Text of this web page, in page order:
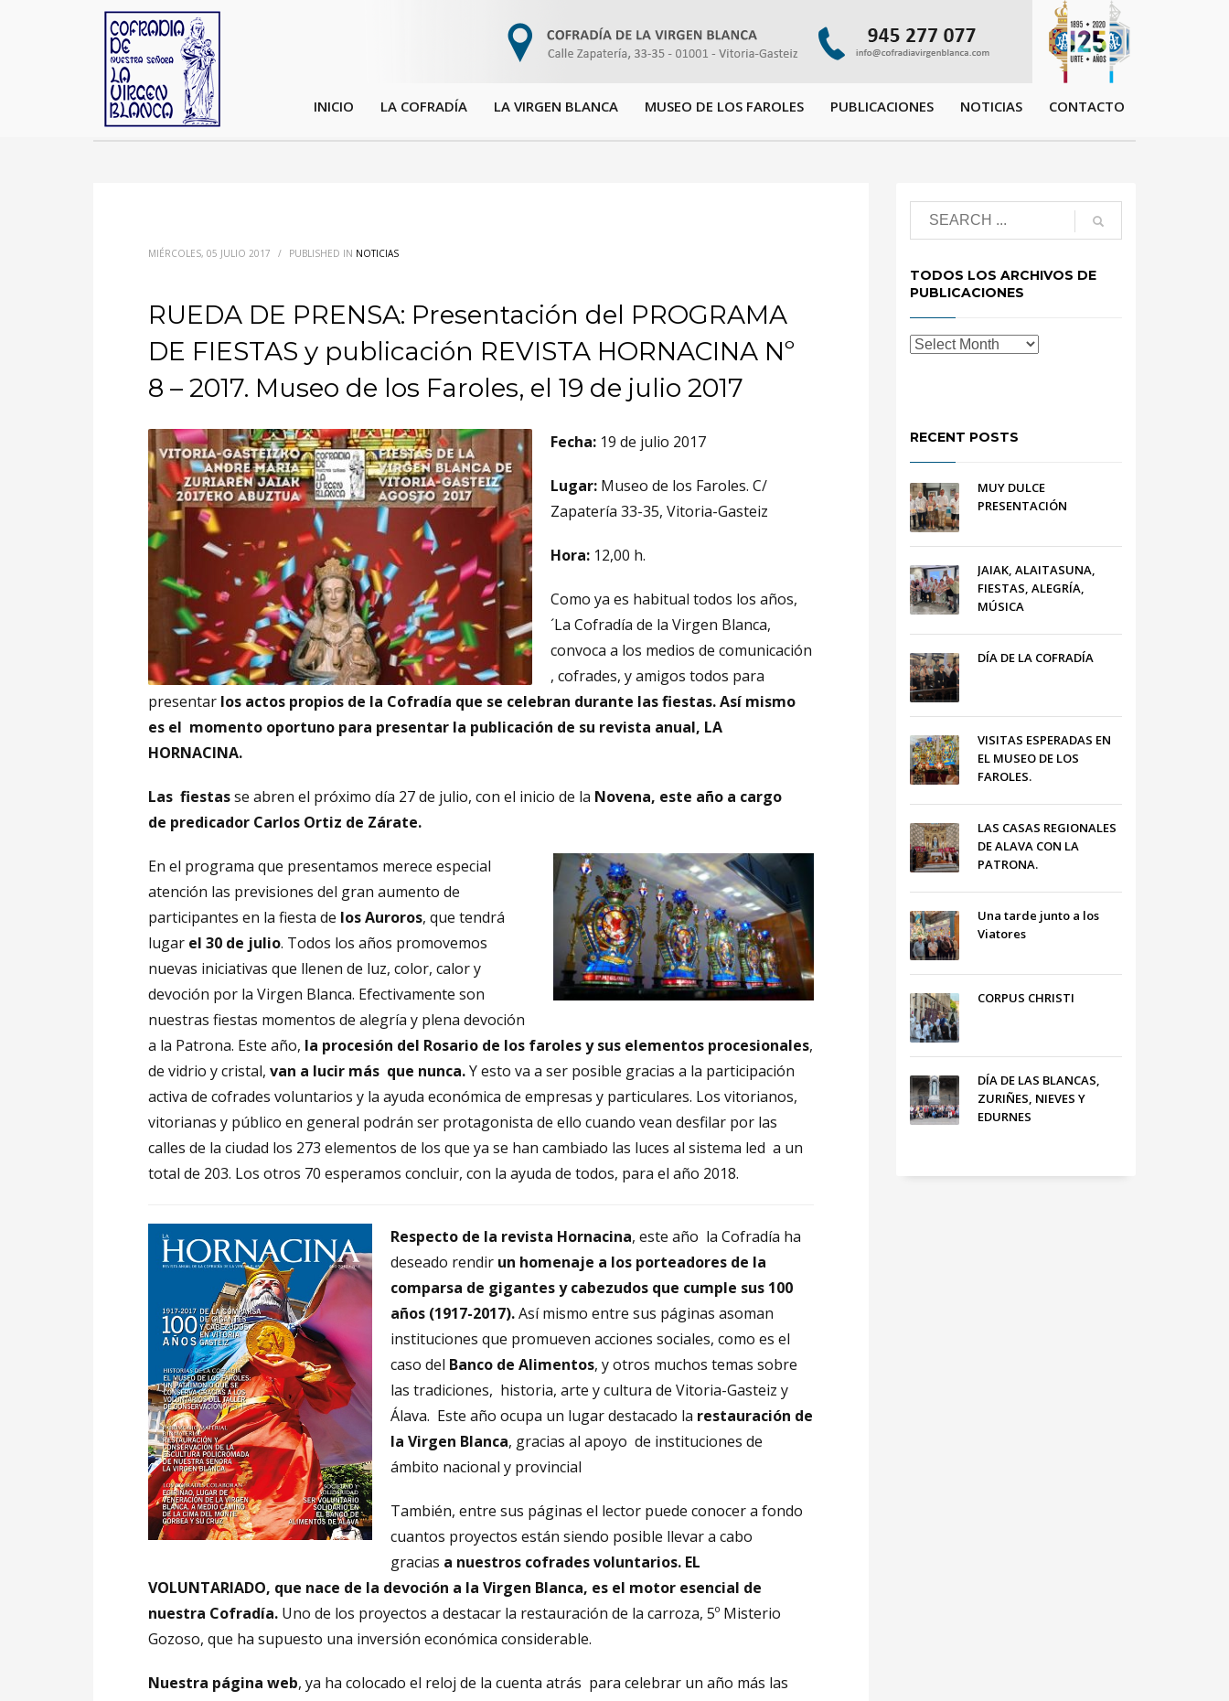
INICIO LA COFRADÍA LA VIRGEN BLANCA MUSEO DE LOS FAROLES PUBLICACIONES NOTICIAS CONTACTO
MIÉRCOLES, 05 JULIO 2017 / PUBLISHED IN NOTICIAS
RUEDA DE PRENSA: Presentación del PROGRAMA
DE FIESTAS y publicación REVISTA HORNACINA Nº
8 – 2017. Museo de los Faroles, el 19 de julio 2017
Fecha: 19 de julio 2017
Lugar: Museo de los Faroles. C/
Zapatería 33-35, Vitoria-Gasteiz
Hora: 12,00 h.
Como ya es habitual todos los años,
´La Cofradía de la Virgen Blanca,
convoca a los medios de comunicación
, cofrades, y amigos todos para
presentar los actos propios de la Cofradía que se celebran durante las fiestas.Así mismo
es el momento oportuno para presentar la publicación de su revista anual, LA
HORNACINA.
Las fiestasse abren el próximo día 27 de julio, con el inicio de la Novena, este año a cargo
de predicador Carlos Ortiz de Zárate.
En el programa que presentamos merece especial
atención las previsiones del gran aumento de
participantes en la fiesta de los Auroros, que tendrá
lugar el 30 de julio. Todos los años promovemos
nuevas iniciativas que llenen de luz, color, calor y
devoción por la Virgen Blanca. Efectivamente son
nuestras fiestas momentos de alegría y plena devoción
a la Patrona. Este año, la procesión del Rosario de los faroles y sus elementos procesionales,
de vidrio y cristal, van a lucir más que nunca.Y esto va a ser posible gracias a la participación
activa de cofrades voluntarios y la ayuda económica de empresas y particulares. Los vitorianos,
vitorianas y público en general podrán ser protagonista de ello cuando vean desfilar por las
calles de la ciudad los 273 elementos de los que ya se han cambiado las luces al sistema led a un
total de 203. Los otros 70 esperamos concluir, con la ayuda de todos, para el año 2018.
Respecto de la revista Hornacina, este año la Cofradía ha
deseado rendir un homenaje a los porteadores de la
comparsa de gigantes y cabezudos que cumple sus 100
años (1917-2017).Así mismo entre sus páginas asoman
instituciones que promueven acciones sociales, como es el
caso del Banco de Alimentos, y otros muchos temas sobre
las tradiciones, historia, arte y cultura de Vitoria-Gasteiz y
Álava. Este año ocupa un lugar destacado la restauración de
la Virgen Blanca, gracias al apoyo de instituciones de
ámbito nacional y provincial
También, entre sus páginas el lector puede conocer a fondo
cuantos proyectos están siendo posible llevar a cabo
gracias a nuestros cofrades voluntarios. EL
VOLUNTARIADO, que nace de la devoción a la Virgen Blanca, es el motor esencial de
nuestra Cofradía. Uno de los proyectos a destacar la restauración de la carroza, 5º Misterio
Gozoso, que ha supuesto una inversión económica considerable.
Nuestra página web, ya ha colocado el reloj de la cuenta atrás para celebrar un año más las
TODOS LOS ARCHIVOS DE
PUBLICACIONES
RECENT POSTS
MUY DULCE
PRESENTACIÓN
JAIAK, ALAITASUNA,
FIESTAS, ALEGRÍA,
MÚSICA
DÍA DE LA COFRADÍA
VISITAS ESPERADAS EN
EL MUSEO DE LOS
FAROLES.
LAS CASAS REGIONALES
DE ALAVA CON LA
PATRONA.
Una tarde junto a los
Viatores
CORPUS CHRISTI
DÍA DE LAS BLANCAS,
ZURIÑES, NIEVES Y
EDURNES